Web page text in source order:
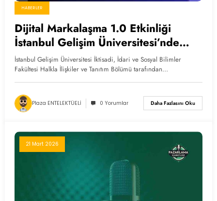
HABERLER
Dijital Markalaşma 1.0 Etkinliği
İstanbul Gelişim Üniversitesi’nde
Gerçekleşti
İstanbul Gelişim Üniversitesi İktisadi, İdari ve Sosyal Bilimler
Fakültesi Halkla İlişkiler ve Tanıtım Bölümü tarafından…
Plaza ENTELEKTÜELİ 0 Yorumlar Daha Fazlasını Oku
21 Mart 2026